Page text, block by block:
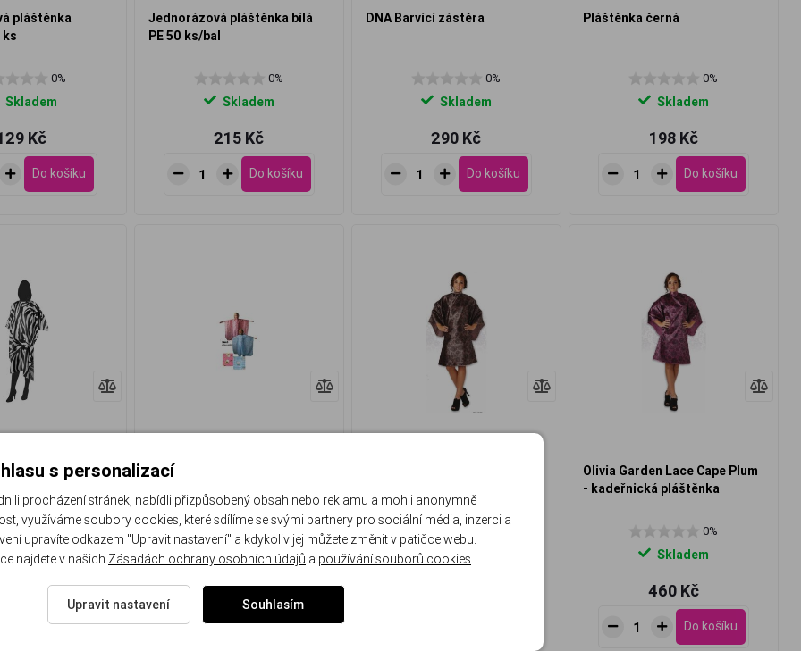
pláštěnka
ks
0%
Skladem
Kč
Do košíku
Jednorázová pláštěnka bílá
PE 50 ks/bal
0%
Skladem
215 Kč
Do košíku
DNA Barvící zástěra
0%
Skladem
290 Kč
Do košíku
Pláštěnka černá
0%
Skladem
198 Kč
Do košíku
pláštěnka
0%
Skladem
Do košíku
Dětská pláštěnka na střihání
0%
Skladem
170 Kč
Do košíku
Skladem
Olivia Garden Lace Cape Plum
- kadeřnická pláštěnka
0%
Skladem
460 Kč
Do košíku
s personalizací
procházení stránek, nabídli přizpůsobený obsah nebo reklamu a mohli anonymně
využíváme soubory cookies, které sdílíme se svými partnery pro sociální média, inzerci a
upravíte odkazem "Upravit nastavení" a kdykoliv jej můžete změnit v patičce webu.
najdete v našich Zásadách ochrany osobních údajů a používání souborů cookies
Upravit nastavení Souhlasím